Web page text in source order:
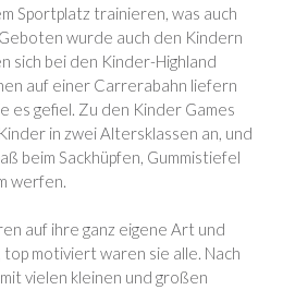
Sportplatz trainieren, was auch
wurde auch den Kindern
sich bei den Kinder-Highland
auf einer Carrerabahn liefern
es gefiel. Zu den Kinder Games
in zwei Altersklassen an, und
beim Sackhüpfen, Gummistiefel
werfen.
auf ihre ganz eigene Art und
motiviert waren sie alle. Nach
vielen kleinen und großen